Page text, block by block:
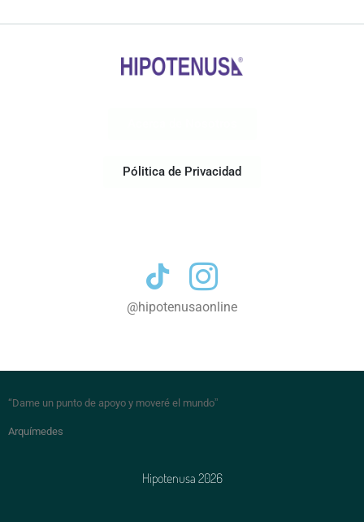
Pólitica de Privacidad
@hipotenusaonline
Hipotenusa 2026
“Dame un punto de apoyo y moveré el mundo”
Arquímedes